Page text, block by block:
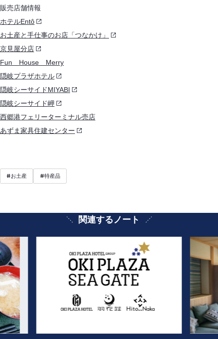
販売店舗情報
ホテルEntô
お土産と手仕事のお店「つなかけ」
京見屋分店
Fun House Merry
隠岐プラザホテル
隠岐シーサイドMIYABI
隠岐シーサイド岬
西郷港フェリーターミナル売店
あずま家具住建センター
#お土産 #特産品
関連するノート